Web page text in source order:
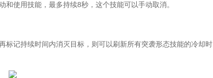
使用技能，最多持续8秒，这个技能可以手动取消。
记持续时间内消灭目标，则可以刷新所有突袭形态技能的冷却时